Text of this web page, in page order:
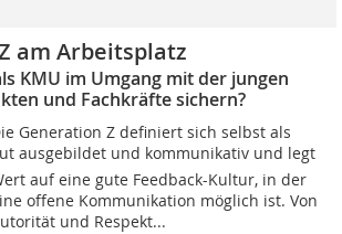
am Arbeitsplatz
KMU im Umgang mit der jungen
und Fachkräfte sichern?
Generation Z definiert sich selbst als
ausgebildet und kommunikativ und legt
auf eine gute Feedback-Kultur, in der
offene Kommunikation möglich ist. Von
und Respekt...